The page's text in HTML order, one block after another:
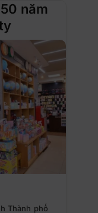
năm
Thành phố